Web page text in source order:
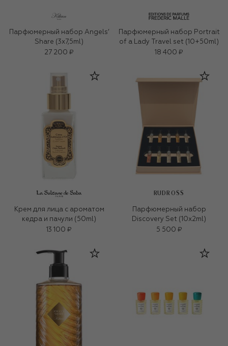
Парфюмерный набор Angels’
Share (3x7,5ml)
27 200 ₽
Парфюмерный набор Portrait
of a Lady Travel set (10+50ml)
18 400 ₽
Крем для лица c ароматом
кедра и пачули (50ml)
13 100 ₽
RUDROSS
Парфюмерный набор
Discovery Set (10x2ml)
5 500 ₽